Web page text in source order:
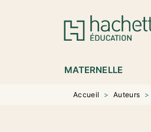
MENU
MATERNELLE
Accueil > Auteurs >